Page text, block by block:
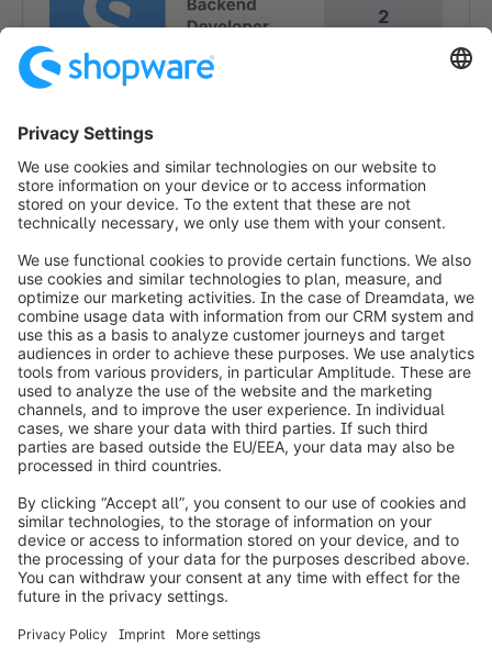
2
info@shopware.com
Informazioni su Shopware
Prodotti
Soluzioni